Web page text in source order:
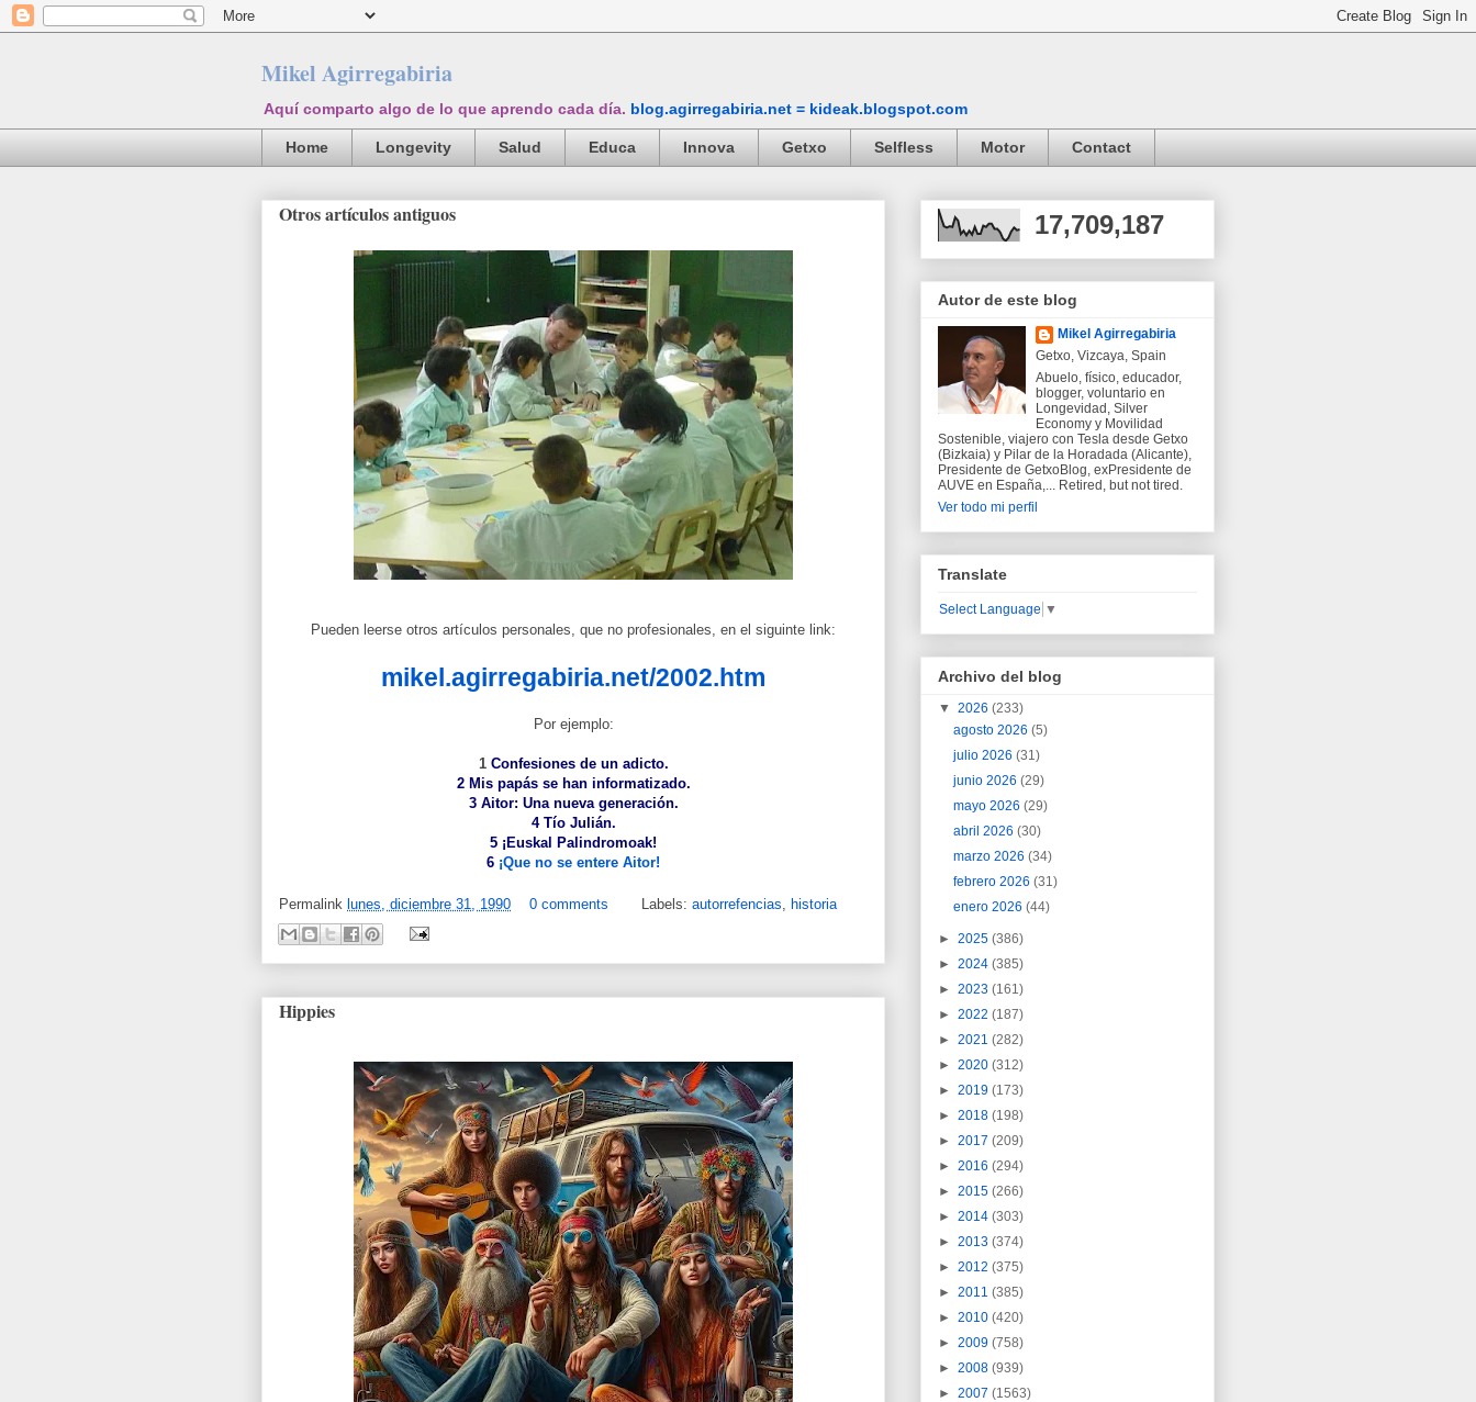
Mikel Agirregabiria
Aquí comparto algo de lo que aprendo cada día. blog.agirregabiria.net = kideak.blogspot.com
Home Longevity Salud Educa Innova Getxo Selfless Motor Contact
Otros artículos antiguos
Pueden leerse otros artículos personales, que no profesionales, en el siguinte link:
mikel.agirregabiria.net/2002.htm
Por ejemplo:
1 Confesiones de un adicto.
2 Mis papás se han informatizado.
3 Aitor: Una nueva generación.
4 Tío Julián.
5 ¡Euskal Palindromoak!
6 ¡Que no se entere Aitor!
Permalink lunes, diciembre 31, 1990 0 comments Labels: autorrefencias, historia
Hippies
17,709,187
Autor de este blog
Mikel Agirregabiria
Getxo, Vizcaya, Spain
Abuelo, físico, educador,
blogger, voluntario en
Longevidad, Silver
Economy y Movilidad
Sostenible, viajero con Tesla desde Getxo
(Bizkaia) y Pilar de la Horadada (Alicante),
Presidente de GetxoBlog, exPresidente de
AUVE en España,... Retired, but not tired.
Ver todo mi perfil
Translate
Select Language ▼
Archivo del blog
▼ 2026 (233)
agosto 2026(5)
julio 2026(31)
junio 2026(29)
mayo 2026(29)
abril 2026(30)
marzo 2026(34)
febrero 2026(31)
enero 2026(44)
► 2025 (386)
► 2024 (385)
► 2023 (161)
► 2022 (187)
► 2021 (282)
► 2020 (312)
► 2019 (173)
► 2018 (198)
► 2017 (209)
► 2016 (294)
► 2015 (266)
► 2014 (303)
► 2013 (374)
► 2012 (375)
► 2011 (385)
► 2010 (420)
► 2009 (758)
► 2008 (939)
► 2007 (1563)